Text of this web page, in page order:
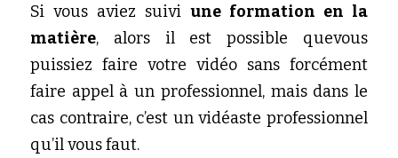
Si vous aviez suivi une formation en la
matière, alors il est possible quevous
puissiez faire votre vidéo sans forcément
faire appel à un professionnel, mais dans le
cas contraire, c’est un vidéaste professionnel
qu’il vous faut.